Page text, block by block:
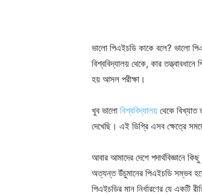
ভালো পিএইচডি কাকে বলে? ভালো
বিশ্ববিদ্যালয় থেকে, কার
হয় আসল পরীক্ষা।
খুব ভালো বিশ্ববিদ্যালয় থেকে
দেখেছি। এই ডিগ্রি এসব ক্ষেত্রে
আবার আমাদের দেশে পদার্থবিজ্ঞানে
অত্যন্ত উঁচুমানের পিএইচডি সম্ভব
পিএইচডির মান নির্ধারণের যে একটি